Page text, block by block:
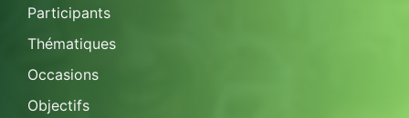
Participants
Thématiques
Occasions
Objectifs